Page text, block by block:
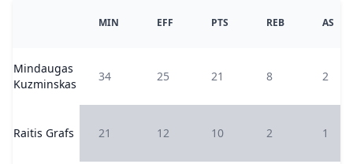
MIN EFF PTS REB AS
Mindaugas
Kuzminskas
34 25 21 8 2
Raitis Grafs 21 12 10 2 1